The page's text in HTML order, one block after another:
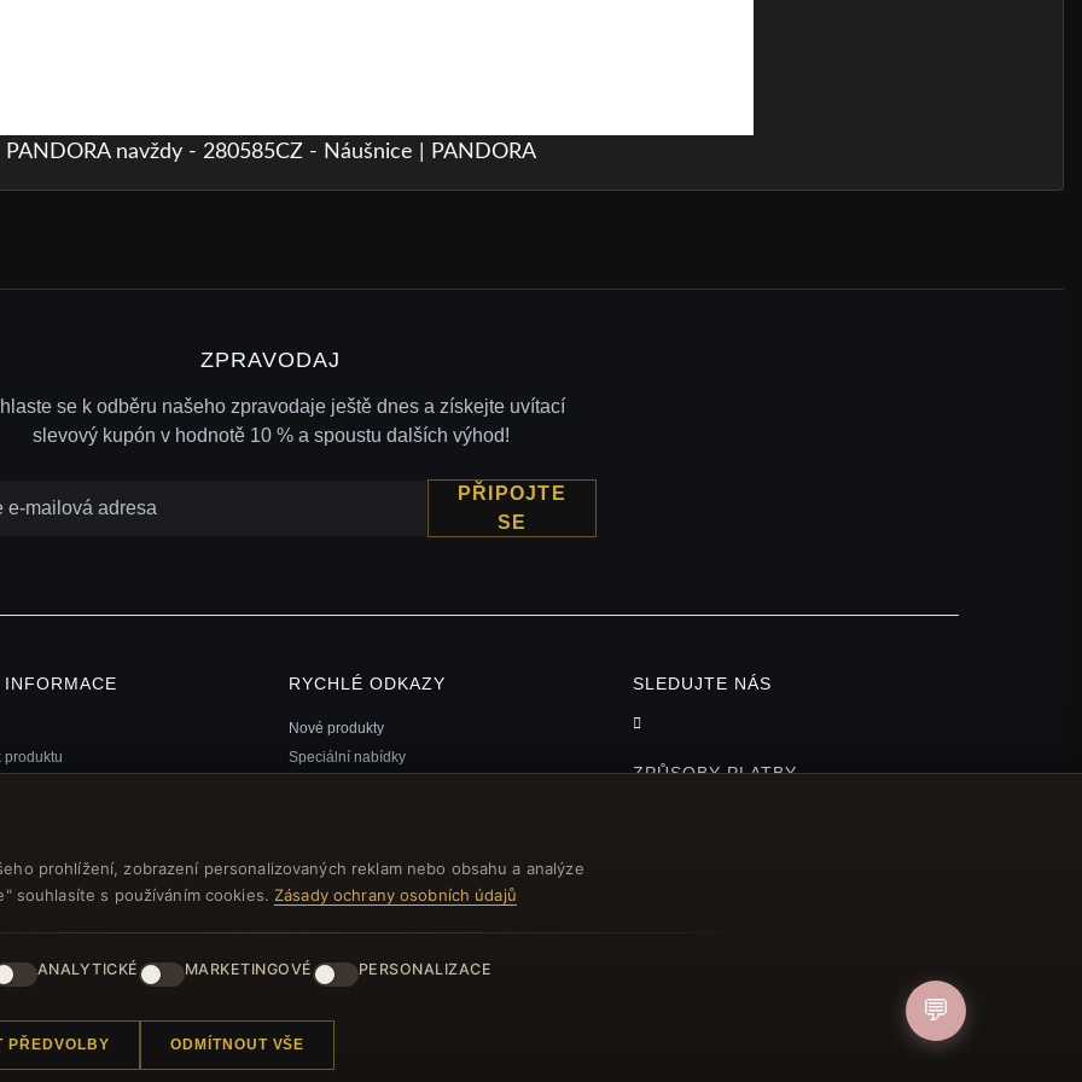
prohlížení, zobrazení personalizovaných reklam nebo obsahu a analýze
souhlasíte s používáním cookies.Zásady ochrany osobních údajů
ANALYTICKÉ MARKETINGOVÉ PERSONALIZACE
PŘEDVOLBY ODMÍTNOUT VŠE
PANDORA navždy - 280585CZ - Náušnice | PANDORA
ZPRAVODAJ
se k odběru našeho zpravodaje ještě dnes a získejte uvítací
slevový kupón v hodnotě 10 % a spoustu dalších výhod!
PŘIPOJTE
SE
produktu
z odběru zpravodaje
RYCHLÉ ODKAZY
Nové produkty
Speciální nabídky
SLEDUJTE NÁS
ZPŮSOBY PLATBY
práva vyhrazena.
💬